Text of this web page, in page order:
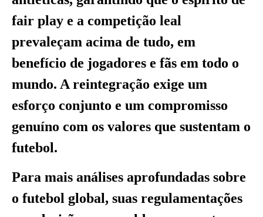
fair play e a competição leal
prevaleçam acima de tudo, em
benefício de jogadores e fãs em todo o
mundo. A reintegração exige um
esforço conjunto e um compromisso
genuíno com os valores que sustentam o
futebol.
Para mais análises aprofundadas sobre
o futebol global, suas regulamentações